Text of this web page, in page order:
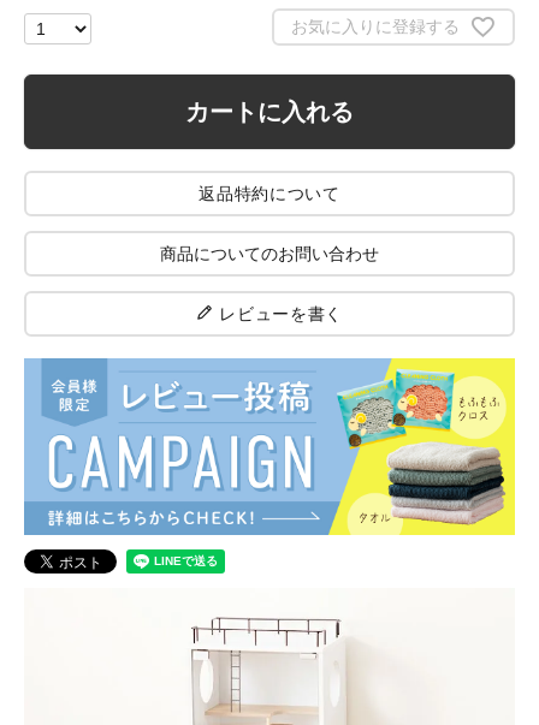
お気に入りに登録する
カートに入れる
返品特約について
商品についてのお問い合わせ
レビューを書く